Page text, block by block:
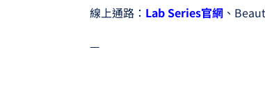
線上通路： Lab Series官網、
—